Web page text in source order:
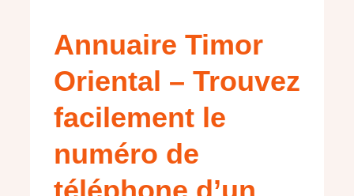
Annuaire Timor
Oriental – Trouvez
facilement le
numéro de